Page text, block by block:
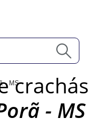
- MScrachás
- MS